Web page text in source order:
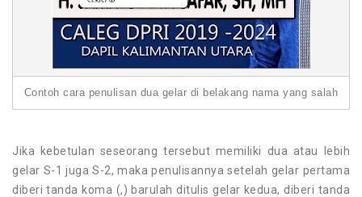
Contoh cara penulisan dua gelar di belakang nama yang salah
Jika kebetulan seseorang tersebut memiliki dua atau lebih
gelar S-1 juga S-2, maka penulisannya setelah gelar pertama
diberi tanda koma (,) barulah ditulis gelar kedua, diberi tanda